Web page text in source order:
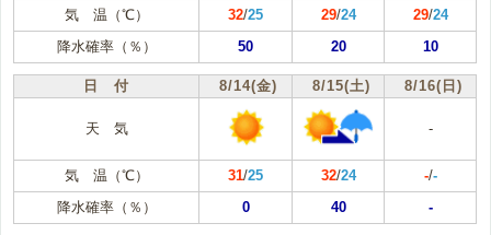
気 温（℃） 32/25 29/24 29/24
降水確率（％）
50 20 10
日 付 8/14(金) 8/15(土) 8/16(日)
天 気 -
気 温（℃） 31/25 32/24 -/-
降水確率（％）
0 40 -